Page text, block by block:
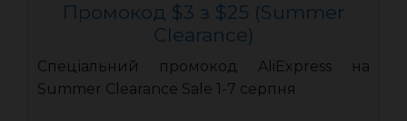
Промокод $3 з $25 (Summer
Clearance)
Спеціальний промокод AliExpress на
Summer Clearance Sale 1-7 серпня